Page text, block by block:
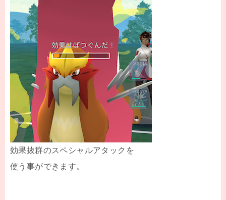
効果抜群のスペシャルアタックを
使う事ができます。